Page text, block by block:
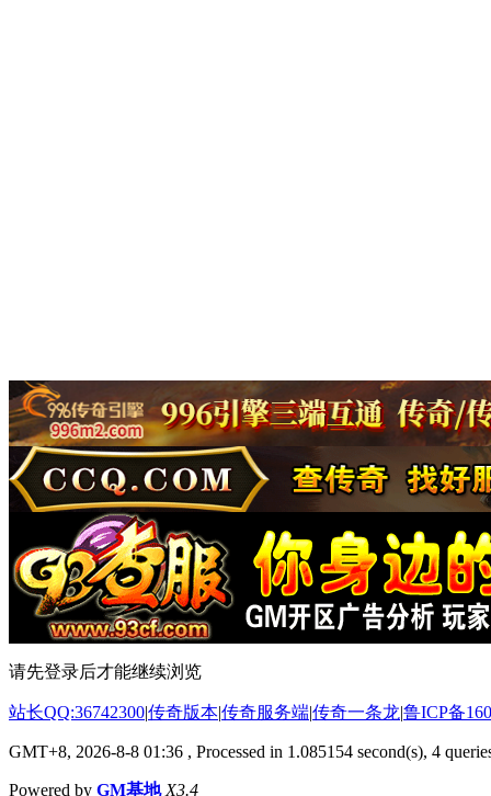
请先登录后才能继续浏览
站长QQ:36742300|传奇版本|传奇服务端|传奇一条龙|鲁ICP备
GMT+8, 2026-8-8 01:36 , Processed in 1.085154 second(s), 4
Powered by GM基地 X3.4